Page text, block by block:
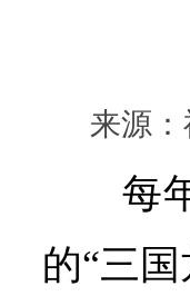
来源：
每
的“三